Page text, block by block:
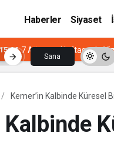
Haberler Siyaset
Sana
15:04 7 Ağustos Haftasında
Kemer’in Kalbinde Küresel
Kalbinde